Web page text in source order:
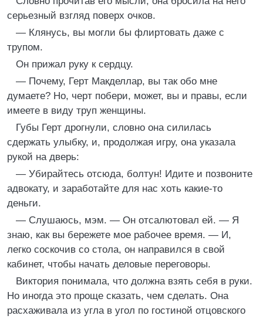
серьезный взгляд поверх очков.
— Клянусь, вы могли бы флиртовать даже с
трупом.
Он прижал руку к сердцу.
— Почему, Герт Макделлар, вы так обо мне
думаете? Но, черт побери, может, вы и правы, если
имеете в виду труп женщины.
Губы Герт дрогнули, словно она силилась
сдержать улыбку, и, продолжая игру, она указала
рукой на дверь:
— Убирайтесь отсюда, болтун! Идите и позвоните
адвокату, и заработайте для нас хоть какие-то
деньги.
— Слушаюсь, мэм. — Он отсалютовал ей. — Я
знаю, как вы бережете мое рабочее время. — И,
легко соскочив со стола, он направился в свой
кабинет, чтобы начать деловые переговоры.
Виктория понимала, что должна взять себя в руки.
Но иногда это проще сказать, чем сделать. Она
расхаживала из угла в угол по гостиной отцовского